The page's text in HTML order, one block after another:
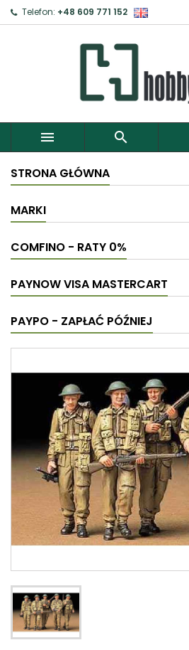
Telefon: +48 609 771 152
 
STRONA GŁÓWNA
MARKI
COMFINO - RATY 0%
PAYNOW VISA MASTERCART
PAYPO - ZAPŁAĆ PÓŹNIEJ